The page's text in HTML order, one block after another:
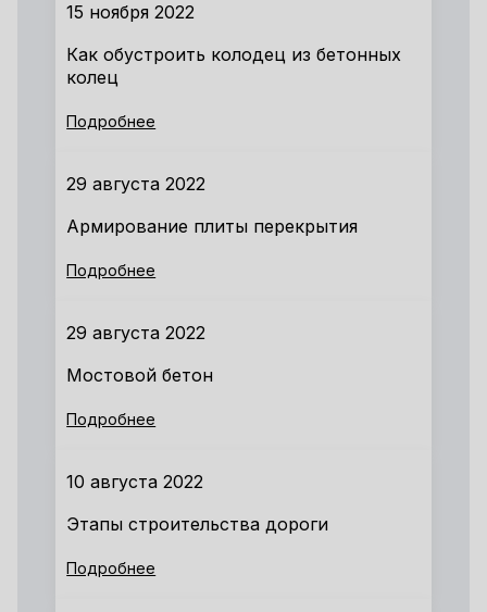
15 ноября 2022
Как обустроить колодец из бетонных
колец
Подробнее
29 августа 2022
Армирование плиты перекрытия
Подробнее
29 августа 2022
Мостовой бетон
Подробнее
10 августа 2022
Этапы строительства дороги
Подробнее